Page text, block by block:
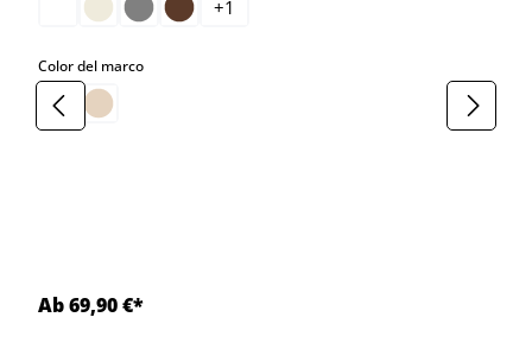
+1
Color del marcoselect
Ab 69,90 €*